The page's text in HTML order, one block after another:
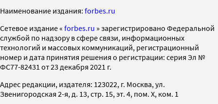
Наименование издания: forbes.ru
Cетевое издание « forbes.ru » зарегистрировано Федеральной
службой по надзору в сфере связи, информационных
технологий и массовых коммуникаций, регистрационный
номер и дата принятия решения о регистрации: серия Эл №
ФС77-82431 от 23 декабря 2021 г.
Адрес редакции, издателя: 123022, г. Москва, ул.
Звенигородская 2-я, д. 13, стр. 15, эт. 4, пом. X, ком. 1